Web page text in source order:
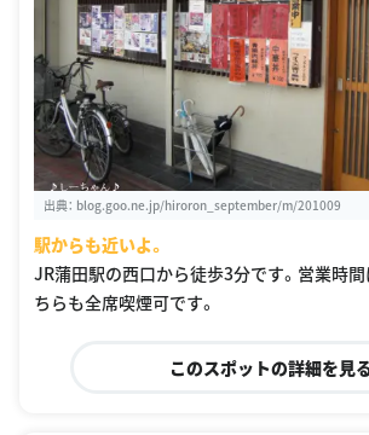
出典： blog.goo.ne.jp/hiroron_september/m/201009
駅からも近いよ。
JR蒲田駅の西口から徒歩3分です。営業時
ちらも全席喫煙可です。
このスポットの詳細を見